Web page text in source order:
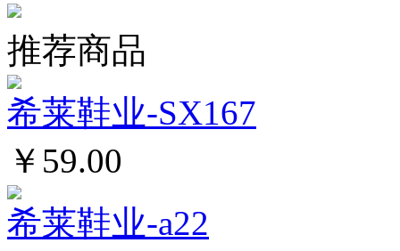
推荐商品
希莱鞋业-SX167
￥59.00
希莱鞋业-a22